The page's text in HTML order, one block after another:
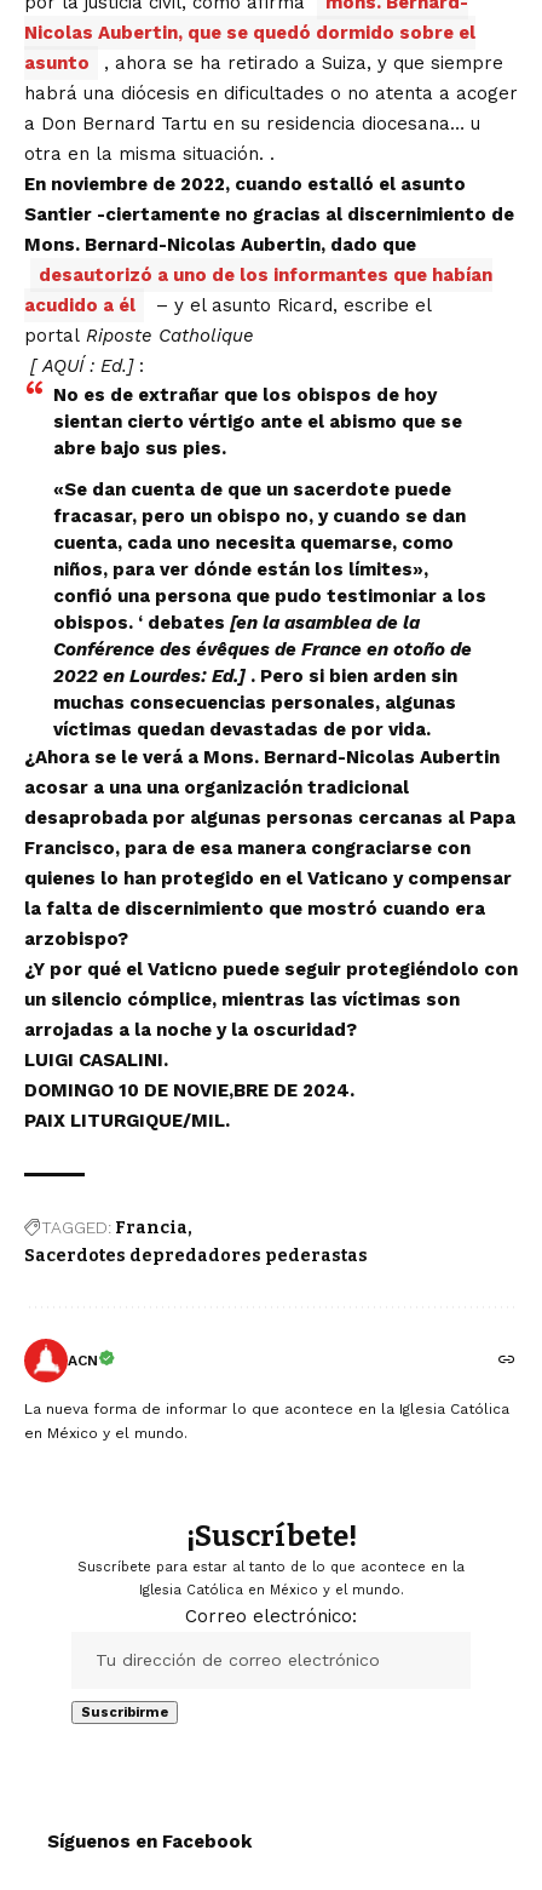
Nicolas Aubertin, que se quedó dormido sobre el
asunto
, ahora se ha retirado a Suiza, y que siempre
habrá una diócesis en dificultades o no atenta a acoger
a Don Bernard Tartu en su residencia diocesana… u
otra en la misma situación. .
En noviembre de 2022, cuando estalló el asunto
Santier -ciertamente no gracias al discernimiento de
Mons. Bernard-Nicolas Aubertin, dado que
desautorizó a uno de los informantes que habían
acudido a él
– y el asunto Ricard, escribe el
portal Riposte Catholique
[AQUÍ: Ed.] :
No es de extrañar que los obispos de hoy
sientan cierto vértigo ante el abismo que se
abre bajo sus pies.
«Se dan cuenta de que un sacerdote puede
fracasar, pero un obispo no, y cuando se dan
cuenta, cada uno necesita quemarse, como
niños, para ver dónde están los límites»,
confió una persona que pudo testimoniar a los
obispos. ‘ debates [en la asamblea de la
Conférence des évêques de France en otoño de
2022 en Lourdes: Ed.] . Pero si bien arden sin
muchas consecuencias personales, algunas
víctimas quedan devastadas de por vida.
¿Ahora se le verá a Mons. Bernard-Nicolas Aubertin
acosar a una una organización tradicional
desaprobada por algunas personas cercanas al Papa
Francisco, para de esa manera congraciarse con
quienes lo han protegido en el Vaticano y compensar
la falta de discernimiento que mostró cuando era
arzobispo?
¿Y por qué el Vaticno puede seguir protegiéndolo con
un silencio cómplice, mientras las víctimas son
arrojadas a la noche y la oscuridad?
LUIGI CASALINI.
DOMINGO 10 DE NOVIE,BRE DE 2024.
PAIX LITURGIQUE/MIL.
TAGGED: Francia
Sacerdotes depredadores pederastas
ACN
La nueva forma de informar lo que acontece en la Iglesia Católica
en México y el mundo.
¡Suscríbete!
Suscríbete para estar al tanto de lo que acontece en la
Iglesia Católica en México y el mundo.
Correo electrónico:
Síguenos en Facebook